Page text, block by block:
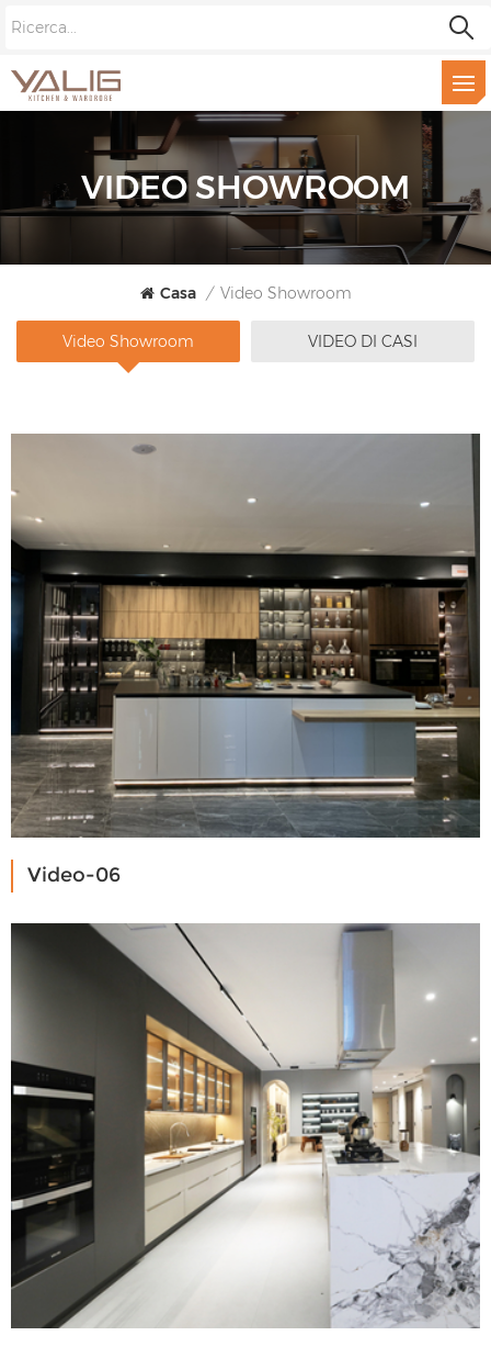
VIDEO SHOWROOM
Casa / Video Showroom
Video Showroom VIDEO DI CASI
Video-06